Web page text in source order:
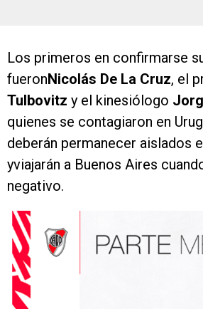
Los primeros en confirmarse
fueronNicolás De La Cruz, el
Tulbovitz y el kinesiólogo
quienes se contagiaron en
deberán permanecer aislados
yviajarán a Buenos Aires
negativo.